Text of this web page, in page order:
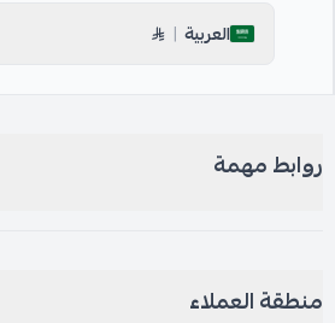
العربية |
روابط مهمة
منطقة العملاء